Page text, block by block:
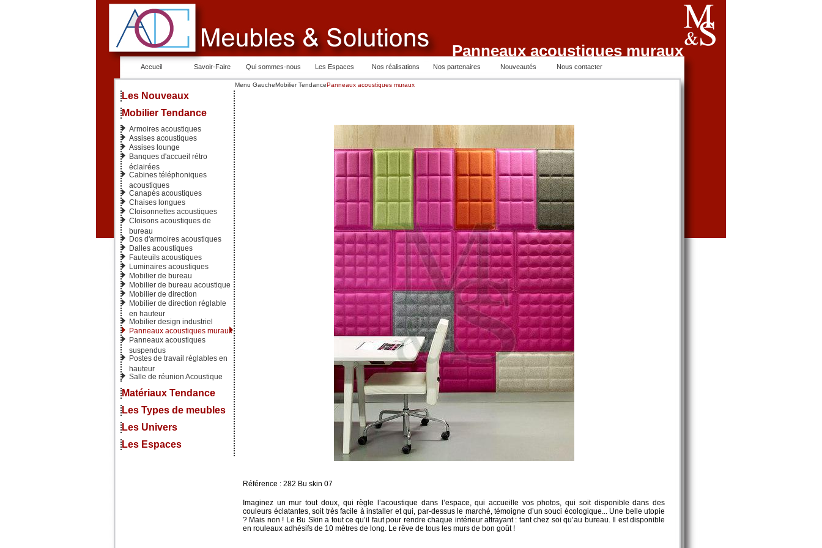
Panneaux acoustiques muraux
Accueil Savoir-Faire Qui sommes-nous Les Espaces Nos réalisations Nos partenaires Nouveautés Nous contacter
Les Nouveaux
Mobilier Tendance
Armoires acoustiques
Assises acoustiques
Assises lounge
Banques d'accueil rétro
éclairées
Cabines téléphoniques
acoustiques
Canapés acoustiques
Chaises longues
Cloisonnettes acoustiques
Cloisons acoustiques de
bureau
Dos d'armoires acoustiques
Dalles acoustiques
Fauteuils acoustiques
Luminaires acoustiques
Mobilier de bureau
Mobilier de bureau acoustique
Mobilier de direction
Mobilier de direction réglable
en hauteur
Mobilier design industriel
Panneaux acoustiques muraux
Panneaux acoustiques
suspendus
Postes de travail réglables en
hauteur
Salle de réunion Acoustique
Matériaux Tendance
Les Types de meubles
Les Univers
Les Espaces
Menu GaucheMobilier TendancePanneaux acoustiques muraux
Référence : 282 Bu skin 07
Imaginez un mur tout doux, qui règle l’acoustique dans l’espace, qui accueille vos photos, qui soit disponible dans des
couleurs éclatantes, soit très facile à installer et qui, par-dessus le marché, témoigne d’un souci écologique... Une belle utopie
? Mais non ! Le Bu Skin a tout ce qu’il faut pour rendre chaque intérieur attrayant : tant chez soi qu’au bureau. Il est disponible
en rouleaux adhésifs de 10 mètres de long. Le rêve de tous les murs de bon goût !